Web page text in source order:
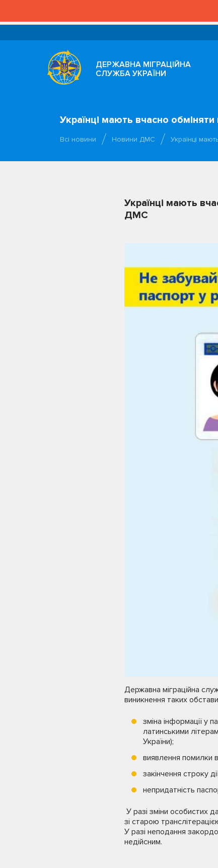
ДЕРЖАВНА МІГРАЦІЙНА
СЛУЖБА УКРАЇНИ
Українці мають вчасно
Всі новини Новини ДМС Українці
Українці мають
ДМС
Державна міграційна
виникнення таких
зміна інформації у
латинськими
України);
виявлення помилки
закінчення строку
непридатність
У разі зміни особистих
зі старою
У разі неподання
недійсним.